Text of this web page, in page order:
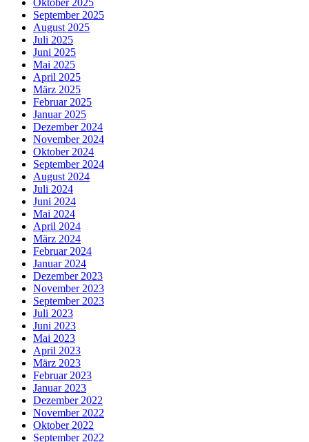
September 2025
August 2025
Juli 2025
Juni 2025
Mai 2025
April 2025
März 2025
Februar 2025
Januar 2025
Dezember 2024
November 2024
Oktober 2024
September 2024
August 2024
Juli 2024
Juni 2024
Mai 2024
April 2024
März 2024
Februar 2024
Januar 2024
Dezember 2023
November 2023
September 2023
Juli 2023
Juni 2023
Mai 2023
April 2023
März 2023
Februar 2023
Januar 2023
Dezember 2022
November 2022
Oktober 2022
September 2022